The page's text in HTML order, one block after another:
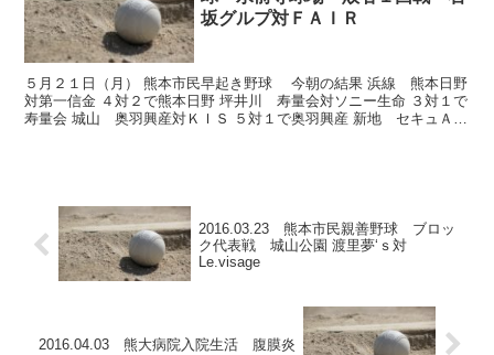
坂グルプ対ＦＡＩＲ
５月２１日（月） 熊本市民早起き野球 今朝の結果 浜線 熊本日野
対第一信金 ４対２で熊本日野 坪井川 寿量会対ソニー生命 ３対１で
寿量会 城山 奥羽興産対ＫＩＳ ５対１で奥羽興産 新地 セキュＡＺ
2016.03.23 熊本市民親善野球 ブロッ
ク代表戦 城山公園 渡里夢‘ｓ対
Le.visage
2016.04.03 熊大病院入院生活 腹膜炎